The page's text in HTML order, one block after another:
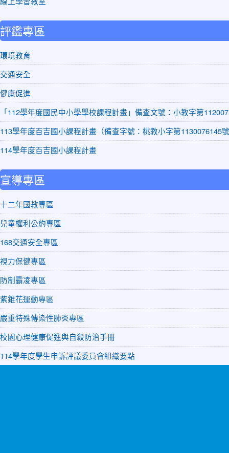
評鑑專區
環境教育
交通安全
健康促進
「112學年度國民中小學學校課程計畫」備查文號：小教字第
113學年度百吉國小課程計畫（備查字號：桃教小字第1130076145
114學年度百吉國小課程計畫
宣導專區
十二年國教專區
兒童權利公約專區
168交通安全專區
視力保健專區
防制霸凌專區
紫錐花運動專區
嚴重特殊傳染性肺炎專區
校園心理健康促進與自殺防治手冊
114學年度學生申訴評議委員會組織要點